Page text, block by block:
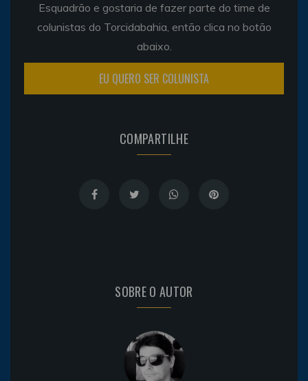
Esquadrão e gostaria de fazer parte do time de
colunistas do Torcidabahia, então clica no botão
abaixo.
EU QUERO SER COLUNISTA
COMPARTILHE
SOBRE O AUTOR